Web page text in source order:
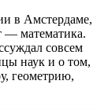
в Амстердаме,
— математика.
совсем
наук и о том,
геометрию,